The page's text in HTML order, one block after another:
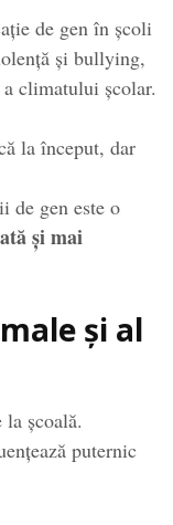
de gen în școli
și bullying,
climatului școlar.
la început, dar
de gen este o
și mai
și al
școală.
puternic